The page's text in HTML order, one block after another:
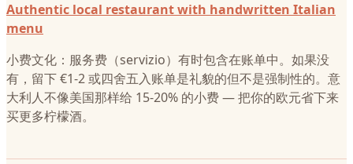
Authentic local restaurant with handwritten Italian
menu
小费文化：服务费（servizio）有时包含在账单中。如果没
有，留下 €1-2 或四舍五入账单是礼貌的但不是强制性的。意
大利人不像美国那样给 15-20% 的小费 — 把你的欧元省下来
买更多柠檬酒。